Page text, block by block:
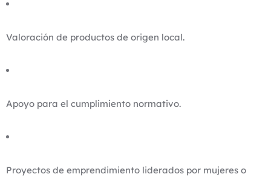
Valoración de productos de origen local.
Apoyo para el cumplimiento normativo.
Proyectos de emprendimiento liderados por mujeres o